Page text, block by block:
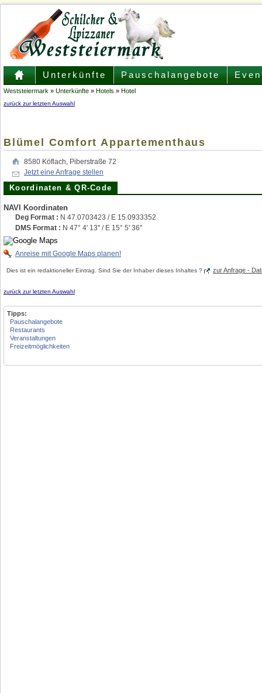
Unterkünfte Pauschalangebote
Weststeiermark » Unterkünfte » Hotels » Hotel
zurück zur letzten Auswahl
Blümel Comfort Appartementhaus
8580 Köflach, Piberstraße 72
Jetzt eine Anfrage stellen
Koordinaten & QR-Code
NAVI Koordinaten
Deg Format : N 47.0703423 / E 15.0933352
DMS Format : N 47° 4' 13'' / E 15° 5' 36''
Anreise mit Google Maps planen!
Dies ist ein redaktioneller Eintrag. Sind Sie der Inhaber dieses Inhaltes ? zur Anfrage -
zurück zur letzten Auswahl
Tipps:
Pauschalangebote
Restaurants
Veranstaltungen
Freizeitmöglichkeiten